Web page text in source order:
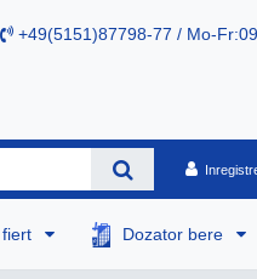
+49(5151)87798-77 / Mo-
Dozator bere